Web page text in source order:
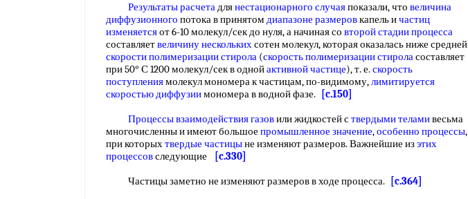
Результаты расчетадлянестационарного случаяпоказали, что величина
диффузионного потока в принятом диапазоне размеровкапель ичастиц
изменяетсяот 6-10 молекул/сек до нуля, а начиная со второй стадии процесса
составляетвеличину несколькихсотен молекул, которая оказалась ниже средней
скорости полимеризации стирола (скорость полимеризации стироласоставляет
при 50° С 1200 молекул/сек в однойактивной частице), т. е.скорость
поступлениямолекул мономера к частицам, по-видимому,лимитируется
скоростью диффузиимономера в водной фазе.
[c.150]
Процессы взаимодействия газовили жидкостей ствердыми теламивесьма
многочисленны и имеют большое промышленное значение,особенно процессы,
при которыхтвердые частицыне изменяют размеров. Важнейшие изэтих
процессовследующие
[c.330]
Частицы заметно не изменяют размеров в ходе процесса.
[c.364]